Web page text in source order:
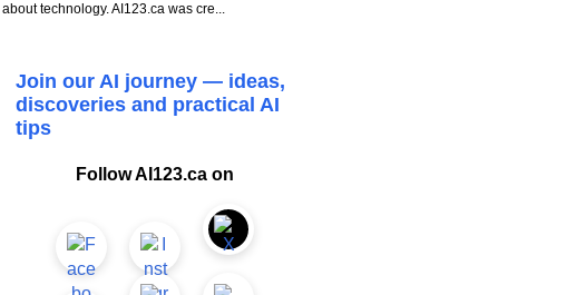
technology. AI123.ca was cre...
Join our AI journey — ideas,
discoveries and practical AI
tips
Follow AI123.ca on